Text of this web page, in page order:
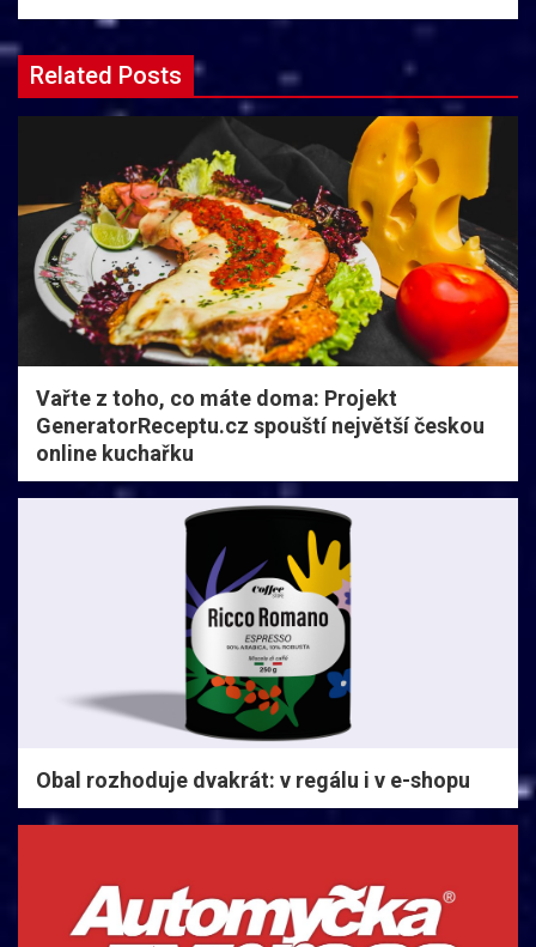
Related Posts
Vařte z toho, co máte doma: Projekt
GeneratorReceptu.cz spouští největší českou
online kuchařku
Obal rozhoduje dvakrát: v regálu i v e-shopu